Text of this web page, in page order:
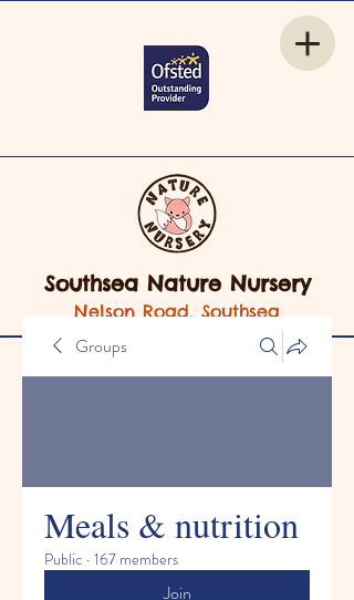
Southsea Nature Nursery
Nelson Road, Southsea
Groups
Meals & nutrition
Public · 167 members
Join